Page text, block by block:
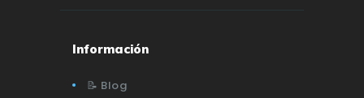
Información
📝 Blog